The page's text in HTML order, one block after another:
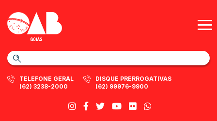
TELEFONE GERAL
(62) 3238-2000
DISQUE PRERROGATIVAS
(62) 99976-9900